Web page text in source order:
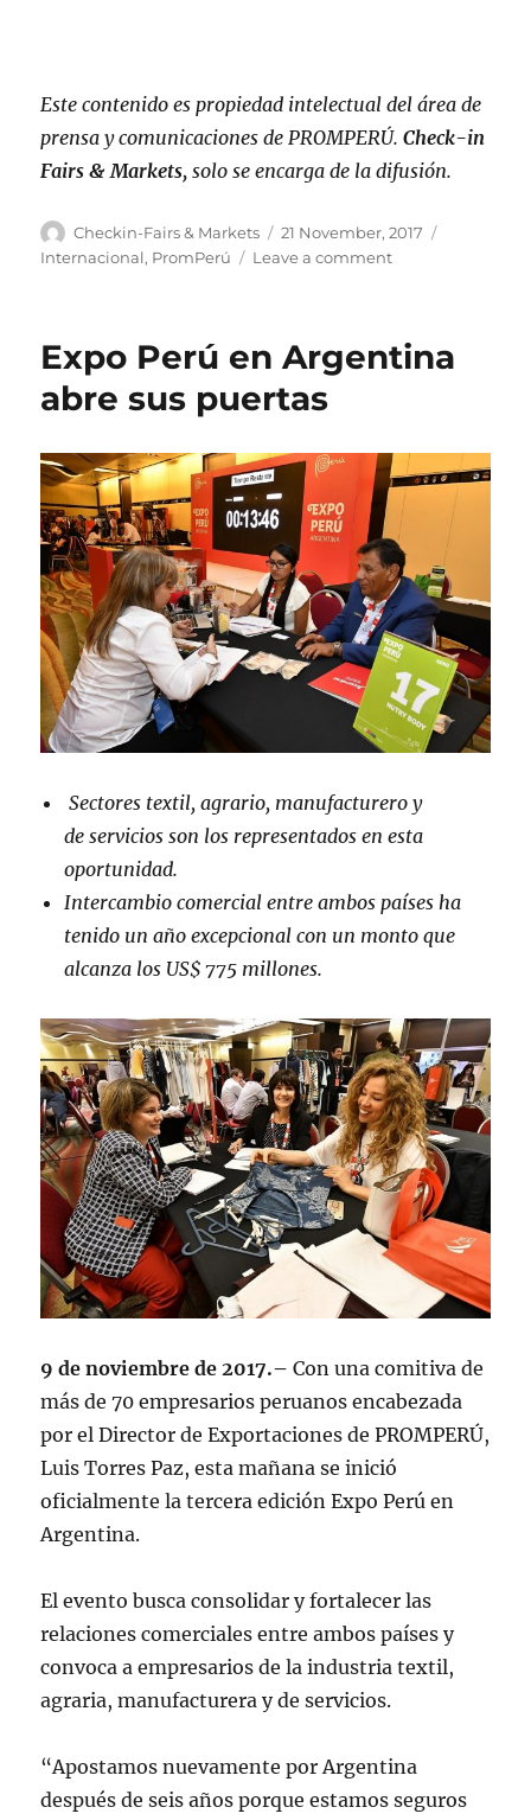
Este contenido es propiedad intelectual del área de
prensa y comunicaciones de PROMPERÚ.Check-in
Fairs & Markets,solo se encarga de la difusión.
Author
Checkin-Fairs & Markets
Posted
on
21 November, 2017
Internacional, PromPerú Leave a commenton
preparan
Expo Perú en Argentina
abre sus puertas
Sectores textil, agrario, manufacturero y
de servicios son los representados en esta
oportunidad.
Intercambio comercial entre ambos países ha
tenido un año excepcional con un monto que
alcanza los US$ 775 millones.
9 de noviembre de 2017.–Con una comitiva de
más de 70 empresarios peruanos encabezada
por el Director de Exportaciones de PROMPERÚ,
Luis Torres Paz, esta mañana se inició
oficialmente la tercera edición Expo Perú en
Argentina.
El evento busca consolidar y fortalecer las
relaciones comerciales entre ambos países y
convoca a empresarios de la industria textil,
agraria, manufacturera y de servicios.
“Apostamos nuevamente por Argentina
después de seis años porque estamos seguros